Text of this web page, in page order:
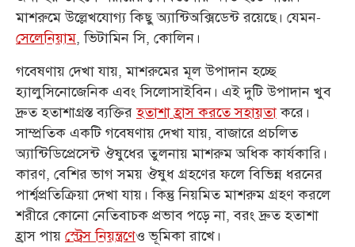
মাশরুমে উল্লেখযোগ্য কিছু অ্যান্টিঅক্সিডেন্ট রয়েছে। যেমন-
সেলেনিয়াম, ভিটামিন সি, কোলিন।
গবেষণায় দেখা যায়, মাশরুমের মূল উপাদান হচ্ছে
হ্যালুসিনোজেনিক এবং সিলোসাইবিন। এই দুটি উপাদান খুব
দ্রুত হতাশাগ্রস্ত ব্যক্তিরহতাশা হ্রাস করতে সহায়তাকরে।
সাম্প্রতিক একটি গবেষণায় দেখা যায়, বাজারে প্রচলিত
অ্যান্টিডিপ্রেসেন্ট ঔষুধের তুলনায় মাশরুম অধিক কার্যকারি।
কারণ, বেশির ভাগ সময় ঔষুধ গ্রহণের ফলে বিভিন্ন ধরনের
পার্শ্বপ্রতিক্রিয়া দেখা যায়। কিন্তু নিয়মিত মাশরুম গ্রহণ করলে
শরীরে কোনো নেতিবাচক প্রভাব পড়ে না, বরং দ্রুত হতাশা
হ্রাস পায় স্ট্রেস নিয়ন্ত্রণেও ভূমিকা রাখে।